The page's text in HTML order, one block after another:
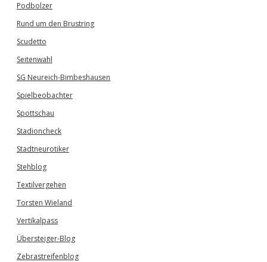
Podbolzer
Rund um den Brustring
Scudetto
Seitenwahl
SG Neureich-Bimbeshausen
Spielbeobachter
Spottschau
Stadioncheck
Stadtneurotiker
Stehblog
Textilvergehen
Torsten Wieland
Vertikalpass
Übersteiger-Blog
Zebrastreifenblog